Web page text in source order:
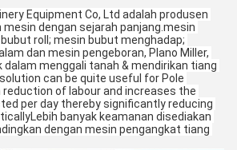
Equipment Co, Ltd adalah produsen
dengan sejarah panjang.mesin
roll; mesin bubut menghadap;
dan mesin pengeboran, Plano Miller,
dalam menggali tanah & mendirikan tiang
can be quite useful for Pole
of labour and increases the
per day thereby significantly reducing
banyak keamanan disediakan
dengan mesin pengangkat tiang